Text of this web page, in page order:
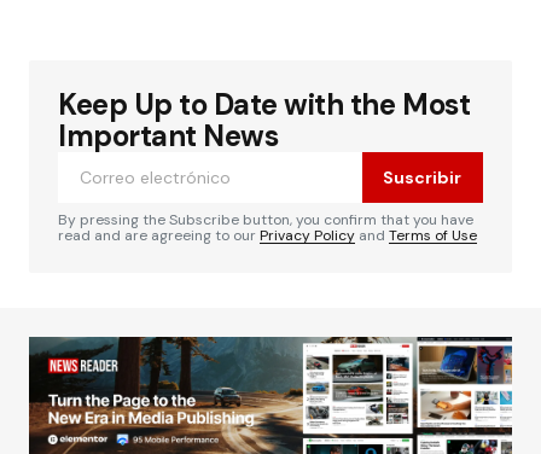
Keep Up to Date with the Most
Important News
Suscribir
By pressing the Subscribe button, you confirm that you have
read and are agreeing to ourPrivacy Policy and Terms of Use